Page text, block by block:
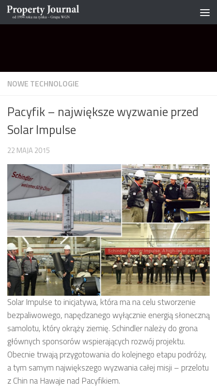
Skip to content
NOWE TECHNOLOGIE
Pacyfik – największe wyzwanie przed
Solar Impulse
22 MAJA 2015
Solar Impulse to inicjatywa, która ma na celu stworzenie
bezpaliwowego, napędzanego wyłącznie energią słoneczną
samolotu, który okrąży ziemię. Schindler należy do grona
głównych sponsorów wspierających rozwój projektu.
Obecnie trwają przygotowania do kolejnego etapu podróży,
a tym samym największego wyzwania całej misji – przelotu
z Chin na Hawaje nad Pacyfikiem.